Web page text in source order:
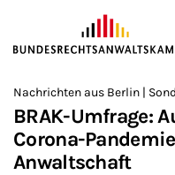
ZUM HAUPTINHALT
Sie befinden sich hier:
>
Startseite
>
Newsroom
>
Nachrichten aus Berlin |
BRAK-Umfrage:
Corona-
Anwaltschaft